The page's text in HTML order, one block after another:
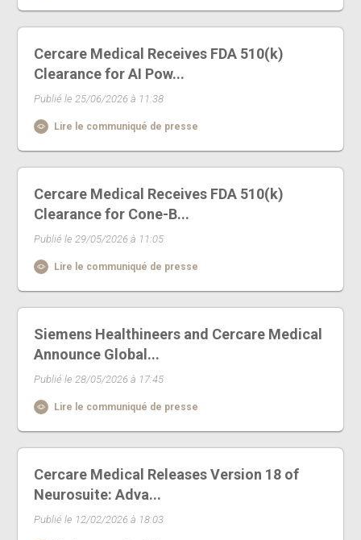
Cercare Medical Receives FDA 510(k)
Clearance for AI Pow...
Publié le 25/06/2026 à 11:38
Lire le communiqué de presse
Cercare Medical Receives FDA 510(k)
Clearance for Cone-B...
Publié le 29/05/2026 à 11:05
Lire le communiqué de presse
Siemens Healthineers and Cercare Medical
Announce Global...
Publié le 28/05/2026 à 17:45
Lire le communiqué de presse
Cercare Medical Releases Version 18 of
Neurosuite: Adva...
Publié le 12/02/2026 à 18:03